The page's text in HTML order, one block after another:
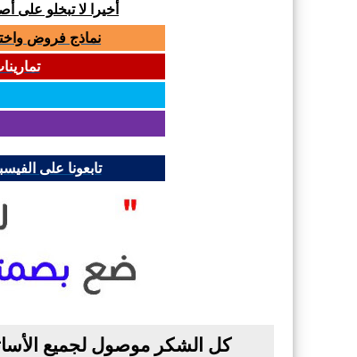
أخيرا لا تبخلو على
نماذج فروض واختبارات
تابعونا على
كل الشكر موصول لجميع